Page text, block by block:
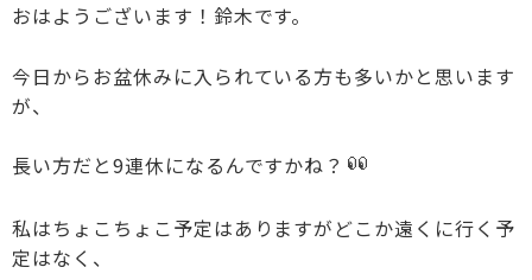
おはようございます！鈴木です。
今日からお盆休みに入られている方も多いかと思います
が、
長い方だと9連休になるんですかね？
私はちょこちょこ予定はありますがどこか遠くに行く予
定はなく、